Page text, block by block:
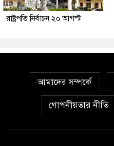
রাষ্ট্রপতি নির্বাচন ২০ আগস্ট
আমাদের সম্পর্কে
গোপনীয়তার নীতি